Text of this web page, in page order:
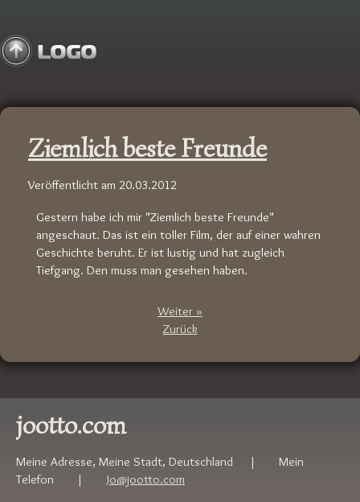
Ziemlich beste Freunde
Veröffentlicht am 20.03.2012
Gestern habe ich mir "Ziemlich beste Freunde"
angeschaut. Das ist ein toller Film, der auf einer wahren
Geschichte beruht. Er ist lustig und hat zugleich
Tiefgang. Den muss man gesehen haben.
Weiter »
Zurück
jootto.com
Meine Adresse, Meine Stadt, Deutschland | Mein
Telefon | Jo@jootto.com